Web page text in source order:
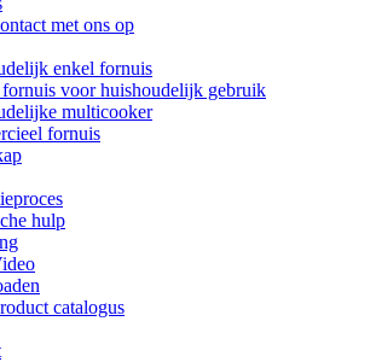
met ons op
enkel fornuis
voor huishoudelijk gebruik
multicooker
fornuis
hulp
catalogus